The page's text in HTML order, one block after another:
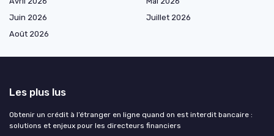
Juin 2026
Juillet 2026
Août 2026
Les plus lus
Obtenir un crédit à l’étranger en ligne quand on est interdit bancaire :
solutions et enjeux pour les directeurs financiers